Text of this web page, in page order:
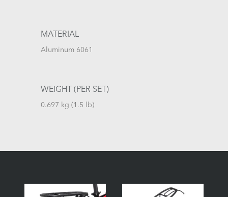
MATERIAL
Aluminum 6061
WEIGHT (PER SET)
0.697 kg (1.5 lb)